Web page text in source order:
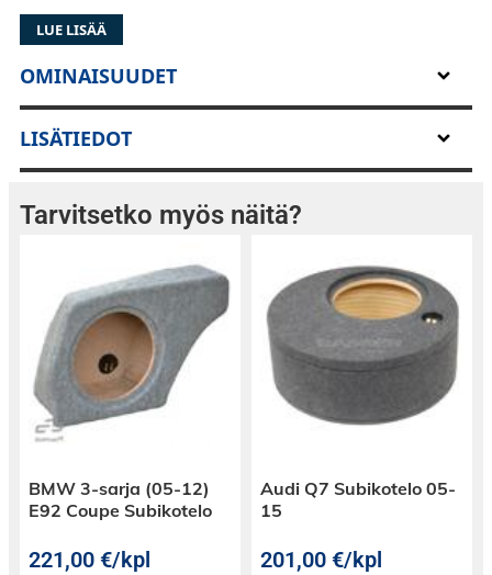
LUE LISÄÄ
OMINAISUUDET
LISÄTIEDOT
Tarvitsetko myös näitä?
BMW 3-sarja (05-12)
E92 Coupe Subikotelo
221,00€/kpl
Audi Q7 Subikotelo 05-
15
201,00€/kpl